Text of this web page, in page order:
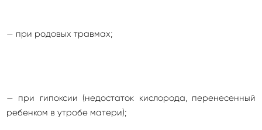
— при родовых травмах;
— при гипоксии (недостаток кислорода, перенесенный
ребенком в утробе матери);